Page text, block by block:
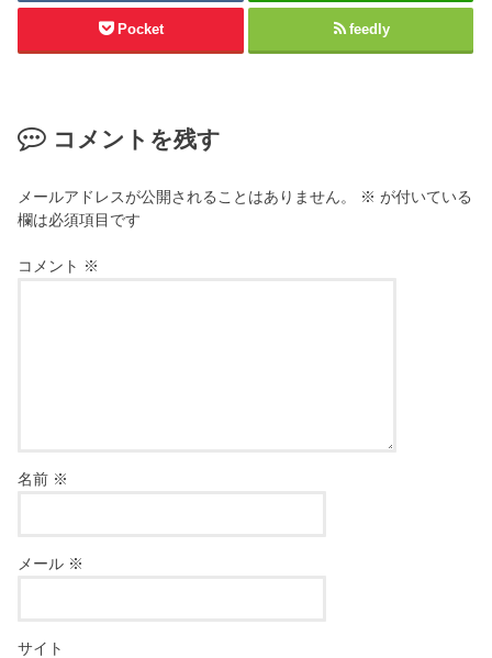
Pocket feedly
コメントを残す
メールアドレスが公開されることはありません。 ※ が付いている
欄は必須項目です
コメント ※
名前 ※
メール ※
サイト